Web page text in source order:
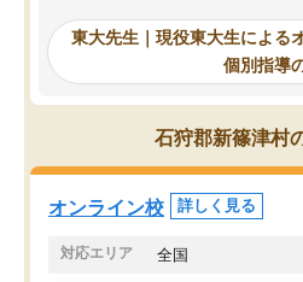
れるので、親としても安心です。
使える自習室とかもあり、わから
ところがあれば先生が回答してく
のも重宝しています。
東大先生｜現役東大生による
個別指導
石狩郡新篠津村
オンライン校 詳しく見る
対応エリア 全国